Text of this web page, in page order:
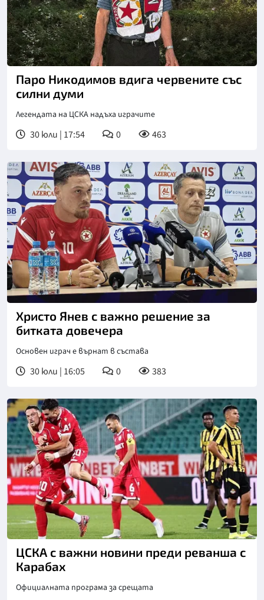
Паро Никодимов вдига червените със
силни думи
Легендата на ЦСКА надъха играчите
30 юли | 17:54 0 463
Христо Янев с важно решение за
битката довечера
Основен играч е върнат в състава
30 юли | 16:05 0 383
ЦСКА с важни новини преди реванша с
Карабах
Официалната програма за срещата